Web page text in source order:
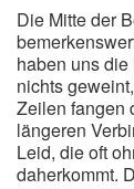
Die Mitte der
haben uns
nichts
Zeilen fangen
längeren
Leid, die oft
daherkommt.